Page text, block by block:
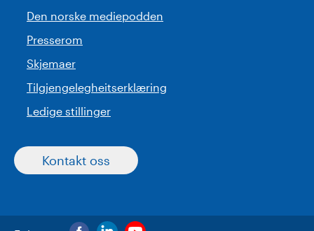
Den norske mediepodden
Presserom
Skjemaer
Tilgjengelegheitserklæring
Ledige stillinger
Kontakt oss